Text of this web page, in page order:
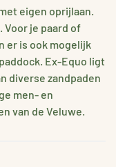
eigen oprijlaan.
je paard of
er is ook mogelijk
Ex-Equo ligt
diverse zandpaden
men- en
van de Veluwe.